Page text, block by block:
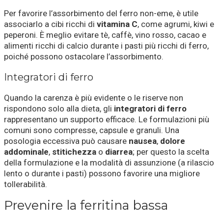
Per favorire l’assorbimento del ferro non-eme, è utile
associarlo a cibi ricchi di vitamina C, come agrumi, kiwi e
peperoni. È meglio evitare tè, caffè, vino rosso, cacao e
alimenti ricchi di calcio durante i pasti più ricchi di ferro,
poiché possono ostacolare l’assorbimento.
Integratori di ferro
Quando la carenza è più evidente o le riserve non
rispondono solo alla dieta, gli integratori di ferro
rappresentano un supporto efficace. Le formulazioni più
comuni sono compresse, capsule e granuli. Una
posologia eccessiva può causare nausea, dolore
addominale, stitichezza o diarrea; per questo la scelta
della formulazione e la modalità di assunzione (a rilascio
lento o durante i pasti) possono favorire una migliore
tollerabilità.
Prevenire la ferritina bassa